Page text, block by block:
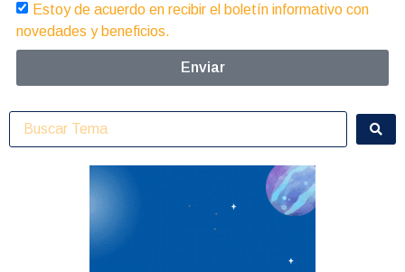
Estoy de acuerdo en recibir el boletín informativo con
novedades y beneficios.
Enviar